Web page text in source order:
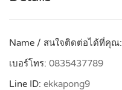
Name / สนใจติดต่อได้ที่คุณ:
เบอร์โทร: 0835437789
Line ID: ekkapong9